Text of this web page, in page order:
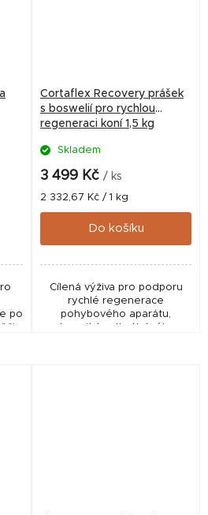
po
Cortaflex Recovery prášek
s boswelií pro rychlou
regeneraci koní 1,5 kg
Skladem
3 499 Kč / ks
Měrná
cena:
2 332,67 Kč / 1 kg
Do košíku
Cílená výživa pro podporu
rychlé regenerace
pohybového aparátu,